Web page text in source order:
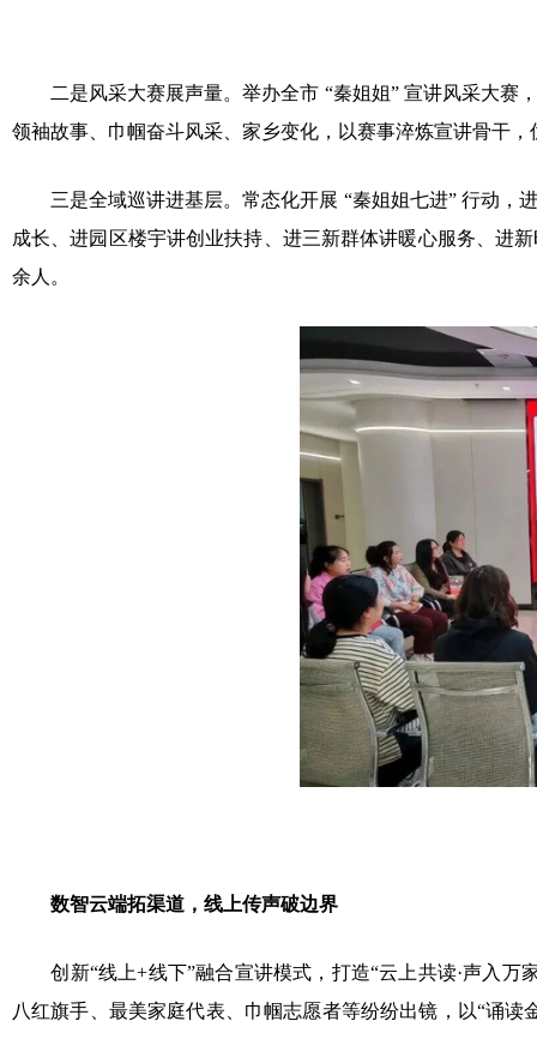
二是风采大赛展声量。举办全市 “秦姐姐” 宣讲风采大赛
领袖故事、巾帼奋斗风采、家乡变化，以赛事淬炼宣讲骨干
三是全域巡讲进基层。常态化开展 “秦姐姐七进” 行动，
成长、进园区楼宇讲创业扶持、进三新群体讲暖心服务、进
余人。
数智云端拓渠道，线上传声破边界
创新“线上+线下”融合宣讲模式，打造“云上共读·声入万
八红旗手、最美家庭代表、巾帼志愿者等纷纷出镜，以“诵